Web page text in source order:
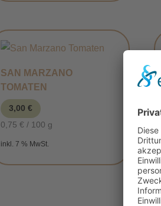
SAN MARZANO
TOMATEN
3,00€
0,75€ / 100 g
inkl. 7 % MwSt.